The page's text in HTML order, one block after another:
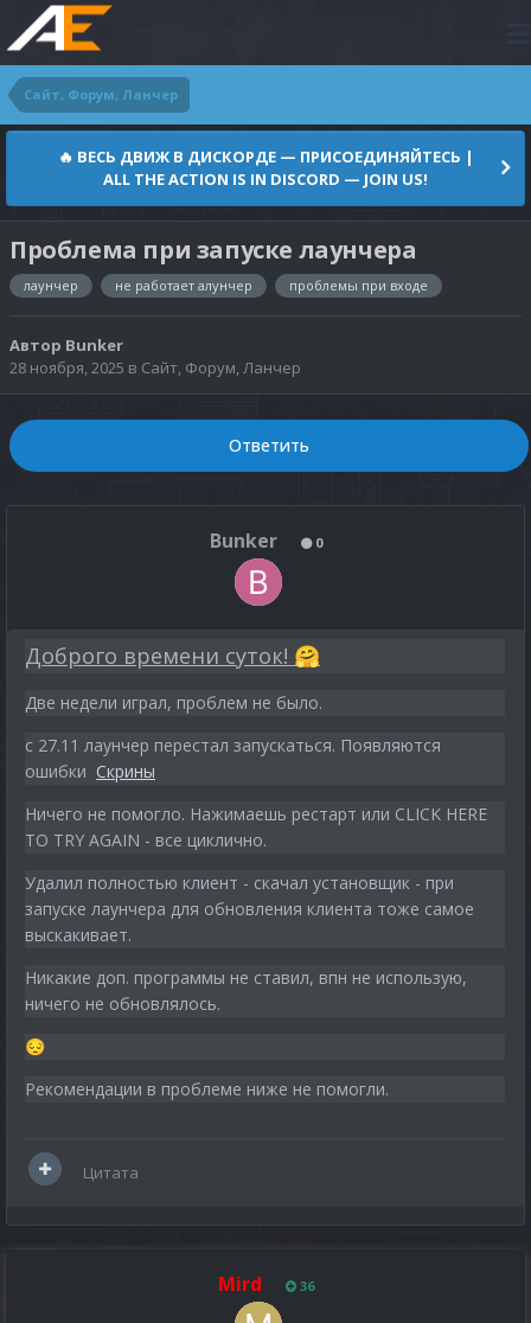
Сайт, Форум, Ланчер
🔥 ВЕСЬ ДВИЖ В ДИСКОРДЕ — ПРИСОЕДИНЯЙТЕСЬ |
ALL THE ACTION IS IN DISCORD — JOIN US!
Проблема при запуске лаунчера
лаунчер не работает алунчер проблемы при входе
Автор Bunker
28 ноября, 2025 в Сайт, Форум, Ланчер
Ответить
Bunker 0
Доброго времени суток! 🤗
Две недели играл, проблем не было.
с 27.11 лаунчер перестал запускаться. Появляются
ошибки Скрины
Ничего не помогло. Нажимаешь рестарт или CLICK HERE
TO TRY AGAIN - все циклично.
Удалил полностью клиент - скачал установщик - при
запуске лаунчера для обновления клиента тоже самое
выскакивает.
Никакие доп. программы не ставил, впн не использую,
ничего не обновлялось.
😔
Рекомендации в проблеме ниже не помогли.
Цитата
Mird 36